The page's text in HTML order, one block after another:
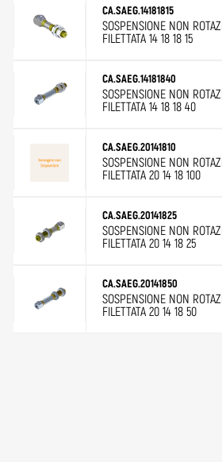
CA.SAEG.14181815
SOSPENSIONE NON
FILETTATA 14 18 18 15
CA.SAEG.14181840
SOSPENSIONE NON
FILETTATA 14 18 18 40
CA.SAEG.20141810
SOSPENSIONE NON
FILETTATA 20 14 18 100
CA.SAEG.20141825
SOSPENSIONE NON
FILETTATA 20 14 18 25
CA.SAEG.20141850
SOSPENSIONE NON
FILETTATA 20 14 18 50